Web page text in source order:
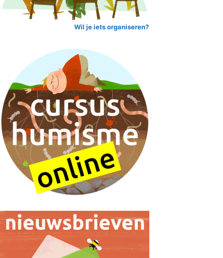
Wil je iets organiseren?